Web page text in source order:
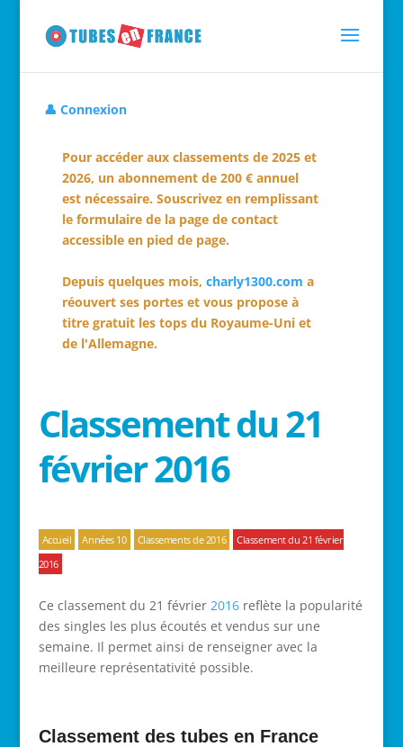
👤 Connexion
Pour accéder aux classements de 2025 et
2026, un abonnement de 200 € annuel
est nécessaire. Souscrivez en remplissant
le formulaire de la page de contact
accessible en pied de page.
Depuis quelques mois, charly1300.com a
réouvert ses portes et vous propose à
titre gratuit les tops du Royaume-Uni et
de l'Allemagne.
Classement du 21
février 2016
Accueil Années 10 Classements de 2016
Classement du 21 février
2016
Ce classement du 21 février 2016reflète la popularité
des singles les plus écoutés et vendus sur une
semaine. Il permet ainsi de renseigner avec la
meilleure représentativité possible.
Classement des tubes en France